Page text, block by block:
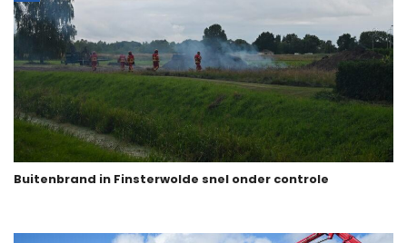
Buitenbrand in Finsterwolde snel onder controle